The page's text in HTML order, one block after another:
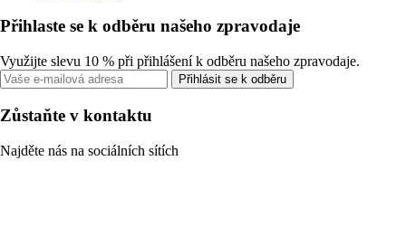
Přihlaste se k odběru našeho zpravodaje
Využijte slevu 10 % při přihlášení k odběru našeho zpravodaje.
Přihlásit se k odběru
Zůstaňte v kontaktu
Najděte nás na sociálních sítích